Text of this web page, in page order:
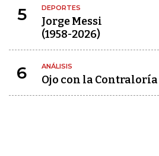
5 DEPORTES
Jorge Messi
(1958-2026)
6 ANÁLISIS
Ojo con la Contraloría